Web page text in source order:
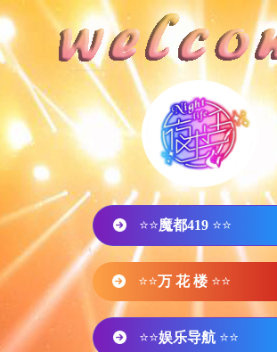
⭐⭐魔都419 ⭐⭐
⭐⭐万 花 楼 ⭐⭐
⭐⭐娱乐导航 ⭐⭐